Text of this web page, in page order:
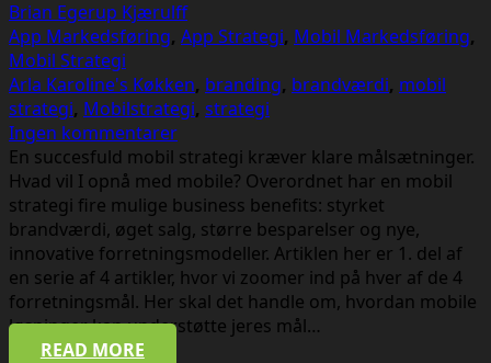
Brian Egerup Kjærulff
App Markedsføring, App Strategi, Mobil Markedsføring,
Mobil Strategi
Arla Karoline's Køkken, branding, brandværdi, mobil
strategi, Mobilstrategi, strategi
Ingen kommentarer
En succesfuld mobil strategi kræver klare målsætninger.
Hvad vil I opnå med mobile? Overordnet har en mobil
strategi fire mulige business benefits: styrket
brandværdi, øget salg, større besparelser og nye,
innovative forretningsmodeller. Artiklen her er 1. del af
en serie af 4 artikler, hvor vi zoomer ind på hver af de 4
forretningsmål. Her skal det handle om, hvordan mobile
løsninger kan understøtte jeres mål…
READ MORE